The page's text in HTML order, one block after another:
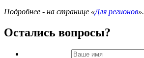
Подробнее - на странице «Для регионов».
Остались вопросы?